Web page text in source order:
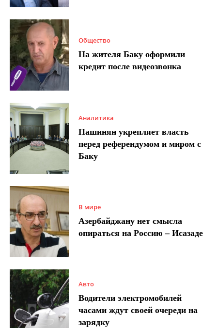
Общество
На жителя Баку оформили
кредит после видеозвонка
Аналитика
Пашинян укрепляет власть
перед референдумом и миром с
Баку
В мире
Азербайджану нет смысла
опираться на Россию – Исазаде
Авто
Водители электромобилей
часами ждут своей очереди на
зарядку